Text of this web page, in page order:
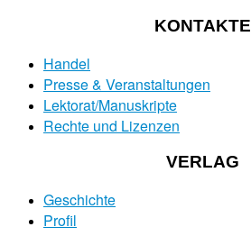
KONTAKTE
Handel
Presse & Veranstaltungen
Lektorat/Manuskripte
Rechte und Lizenzen
VERLAG
Geschichte
Profil